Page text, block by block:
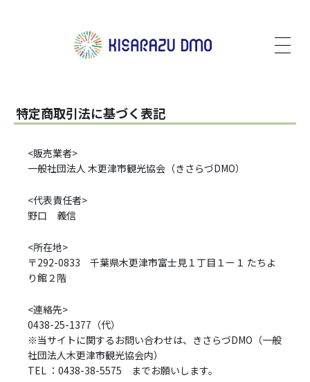
特定商取引法に基づく表記
<販売業者>
一般社団法人 木更津市観光協会（きさらづDMO）
<代表責任者>
野口 義信
<所在地>
〒292-0833 千葉県木更津市富士見１丁目１ー１ たちよ
り館２階
<連絡先>
0438-25-1377（代）
※当サイトに関するお問い合わせは、きさらづDMO（一般
社団法人木更津市観光協会内）
TEL ：0438-38-5575 までお願いします。